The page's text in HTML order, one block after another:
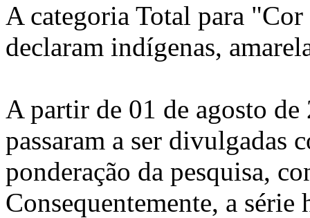
A categoria Total para
declaram indígenas,
A partir de 01 de agosto de
passaram a ser divulgadas
ponderação da pesquisa,
Consequentemente, a